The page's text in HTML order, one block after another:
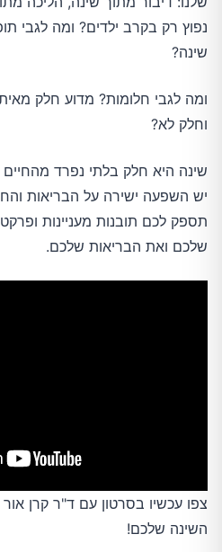
נפוץ רק בקרב ילדים? ומה לגבי
שינה?
ומה לגבי חלומות? מדוע חלק
וחלק לא?
שינה היא חלק בלתי נפרד מהחיים
יש השפעה ישירה על הבריאות
תספק לכם תובנות מעניינות
שלכם ואת הבריאות שלכם.
צפו עכשיו בסרטון עם ד"ר קרן
השינה שלכם!